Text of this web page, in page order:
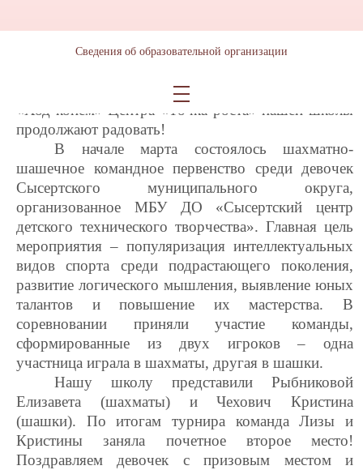
муниципального округа
Достижения участниц шахматного кружка
«Ход конём» Центра «Точка роста» нашей школы
продолжают радовать!
В начале марта состоялось шахматно-
шашечное командное первенство среди девочек
Сысертского муниципального округа,
организованное МБУ ДО «Сысертский центр
детского технического творчества». Главная цель
мероприятия – популяризация интеллектуальных
видов спорта среди подрастающего поколения,
развитие логического мышления, выявление юных
талантов и повышение их мастерства. В
соревновании приняли участие команды,
сформированные из двух игроков – одна
участница играла в шахматы, другая в шашки.
Нашу школу представили Рыбниковой
Елизавета (шахматы) и Чехович Кристина
(шашки). По итогам турнира команда Лизы и
Кристины заняла почетное второе место!
Поздравляем девочек с призовым местом и
Сведения об образовательной организации